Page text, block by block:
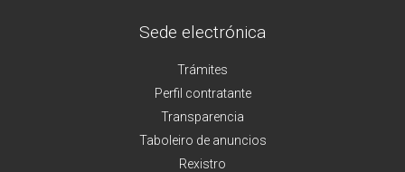
Sede electrónica
Trámites
Perfil contratante
Transparencia
Taboleiro de anuncios
Rexistro